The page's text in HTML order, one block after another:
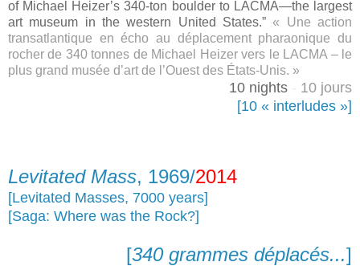
of Michael Heizer’s 340-ton boulder to LACMA—the largest
art museum in the western United States.” « Une action
transatlantique en écho au déplacement pharaonique du
rocher de 340 tonnes de Michael Heizer vers le LACMA – le
plus grand musée d’art de l’Ouest des États-Unis. »
10 nights
10 jours
[10 « interludes »]
Levitated Mass, 1969/2014
[Levitated Masses, 7000 years]
[Saga: Where was the Rock?]
[340 grammes déplacés...]